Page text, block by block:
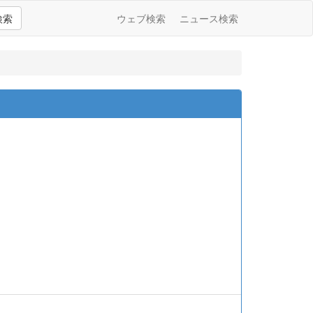
索 ウェブ検索 ニュース検索